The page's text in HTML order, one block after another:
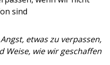
sind
etwas zu verpassen,
Weise, wie wir geschaffen